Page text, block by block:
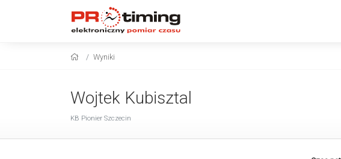
Wyniki
Wojtek Kubisztal
KB Pionier Szczecin